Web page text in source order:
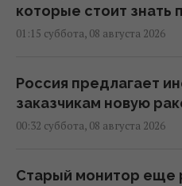
которые стоит знать
01:15 суббота, 08 августа 2026
Россия предлагает
заказчикам новую
00:32 суббота, 08 августа 2026
Старый монитор еще